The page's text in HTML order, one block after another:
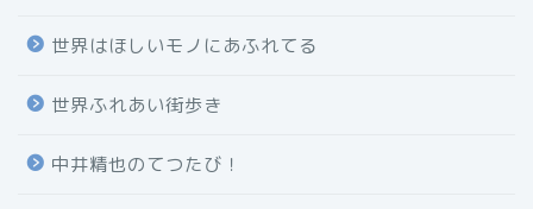
世界はほしいモノにあふれてる
世界ふれあい街歩き
中井精也のてつたび！